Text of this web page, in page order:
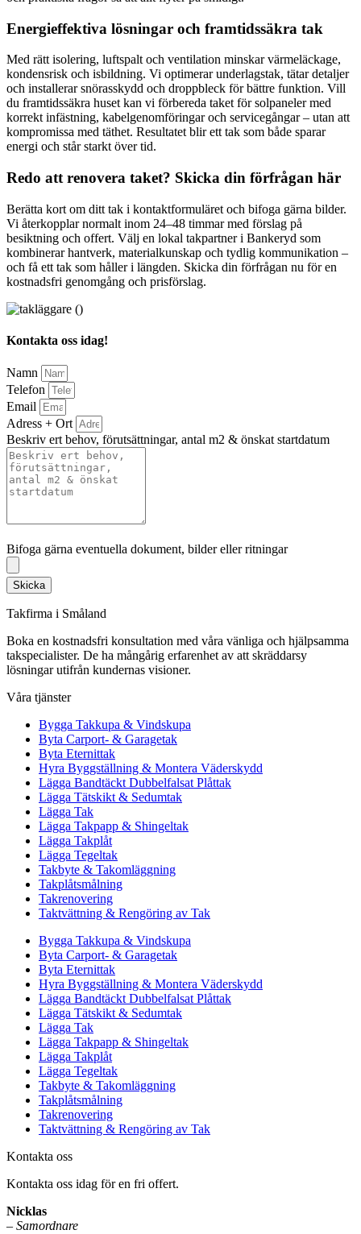
Energieffektiva lösningar och framtidssäkra tak
Med rätt isolering, luftspalt och ventilation minskar värmeläckage,
kondensrisk och isbildning. Vi optimerar underlagstak, tätar detaljer
och installerar snörasskydd och droppbleck för bättre funktion. Vill
du framtidssäkra huset kan vi förbereda taket för solpaneler med
korrekt infästning, kabelgenomföringar och servicegångar – utan att
kompromissa med täthet. Resultatet blir ett tak som både sparar
energi och står starkt över tid.
Redo att renovera taket? Skicka din förfrågan här
Berätta kort om ditt tak i kontaktformuläret och bifoga gärna bilder.
Vi återkopplar normalt inom 24–48 timmar med förslag på
besiktning och offert. Välj en lokal takpartner i Bankeryd som
kombinerar hantverk, materialkunskap och tydlig kommunikation –
och få ett tak som håller i längden. Skicka din förfrågan nu för en
kostnadsfri genomgång och prisförslag.
Kontakta oss idag!
Namn
Telefon
Email
Adress + Ort
Beskriv ert behov, förutsättningar, antal m2 & önskat startdatum
Bifoga gärna eventuella dokument, bilder eller ritningar
Skicka
Takfirma i Småland
Boka en kostnadsfri konsultation med våra vänliga och hjälpsamma
takspecialister. De ha mångårig erfarenhet av att skräddarsy
lösningar utifrån kundernas visioner.
Våra tjänster
Bygga Takkupa & Vindskupa
Byta Carport- & Garagetak
Byta Eternittak
Hyra Byggställning & Montera Väderskydd
Lägga Bandtäckt Dubbelfalsat Plåttak
Lägga Tätskikt & Sedumtak
Lägga Tak
Lägga Takpapp & Shingeltak
Lägga Takplåt
Lägga Tegeltak
Takbyte & Takomläggning
Takplåtsmålning
Takrenovering
Taktvättning & Rengöring av Tak
Bygga Takkupa & Vindskupa
Byta Carport- & Garagetak
Byta Eternittak
Hyra Byggställning & Montera Väderskydd
Lägga Bandtäckt Dubbelfalsat Plåttak
Lägga Tätskikt & Sedumtak
Lägga Tak
Lägga Takpapp & Shingeltak
Lägga Takplåt
Lägga Tegeltak
Takbyte & Takomläggning
Takplåtsmålning
Takrenovering
Taktvättning & Rengöring av Tak
Kontakta oss
Kontakta oss idag för en fri offert.
Nicklas
– Samordnare